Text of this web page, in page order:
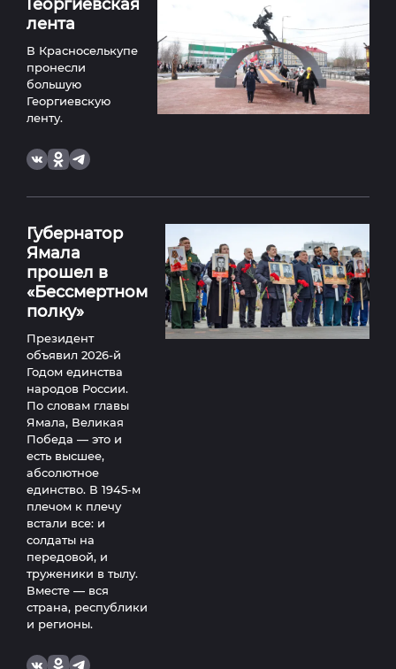
Георгиевская
лента
В Красноселькупе
пронесли
большую
Георгиевскую
ленту.
Губернатор
Ямала
прошел в
«Бессмертном
полку»
Президент
объявил 2026-й
Годом единства
народов России.
По словам главы
Ямала, Великая
Победа — это и
есть высшее,
абсолютное
единство. В 1945-м
плечом к плечу
встали все: и
солдаты на
передовой, и
труженики в тылу.
Вместе — вся
страна, республики
и регионы.